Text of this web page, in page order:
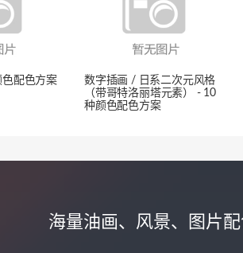
配色方案
数字插画 / 日系二次元风格
（带哥特洛丽塔元素） - 10
种颜色配色方案
海量油画、风景、图片